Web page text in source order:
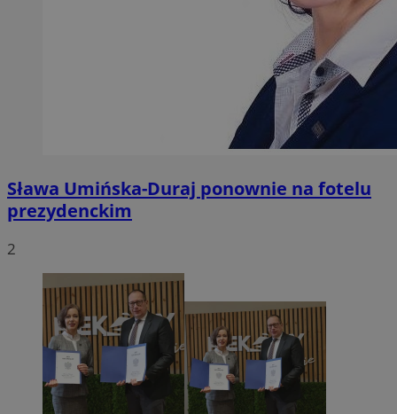
Sława Umińska-Duraj ponownie na fotelu
prezydenckim
2